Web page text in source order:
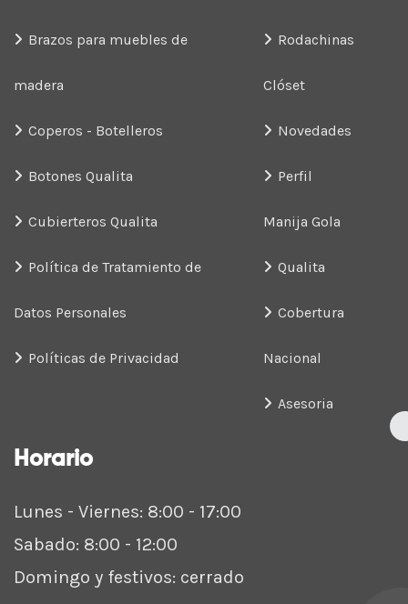
Brazos para muebles de
madera
Coperos - Botelleros
Botones Qualita
Cubierteros Qualita
Política de Tratamiento de
Datos Personales
Políticas de Privacidad
Rodachinas
Clóset
Novedades
Perfil
Manija Gola
Qualita
Cobertura
Nacional
Asesoria
Horario
Lunes - Viernes: 8:00 - 17:00
Sabado: 8:00 - 12:00
Domingo y festivos: cerrado